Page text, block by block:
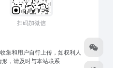
扫码加微信
集和用户自行上传，如权利人
，请及时与本站联系